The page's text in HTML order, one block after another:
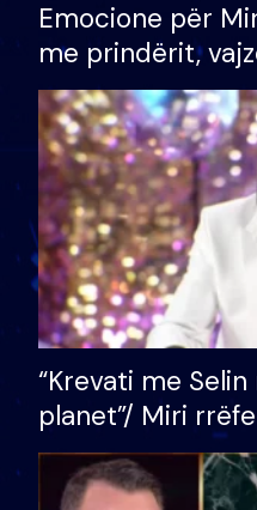
Emocione për
me prindërit,
bashkëshorten:
divorci apo jo?
“Krevati me
planet”/ Miri
bukura në
mungojë zilja e